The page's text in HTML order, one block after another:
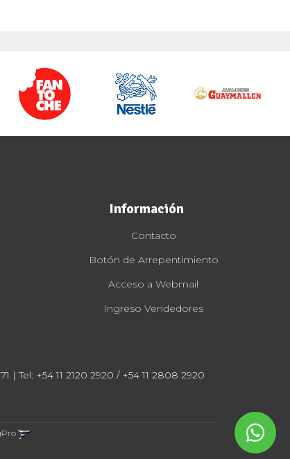
Información
Contacto
Botón de Arrepentimiento
Acceso a Webmail
Ingreso Vendedores
| Tel: +54 11 2120 2920 / +54 11 2808 2920